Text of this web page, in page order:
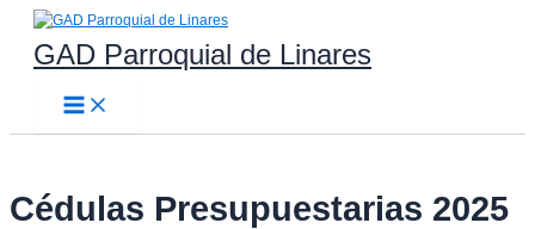
contenido
GAD Parroquial de Linares
Main
Menu
Cédulas Presupuestarias 2025